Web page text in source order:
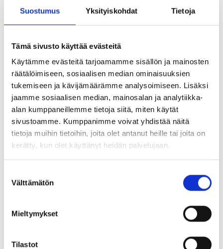
Suostumus Yksityiskohdat Tietoja
Tämä sivusto käyttää evästeitä
Käytämme evästeitä tarjoamamme sisällön ja mainosten
räätälöimiseen, sosiaalisen median ominaisuuksien
tukemiseen ja kävijämäärämme analysoimiseen. Lisäksi
jaamme sosiaalisen median, mainosalan ja analytiikka-
alan kumppaneillemme tietoja siitä, miten käytät
sivustoamme. Kumppanimme voivat yhdistää näitä
tietoja muihin tietoihin, joita olet antanut heille tai joita on
kerätty, kun olet käyttänyt heidän palvelujaan.
valinta
Välttämätön
Mieltymykset
Tilastot